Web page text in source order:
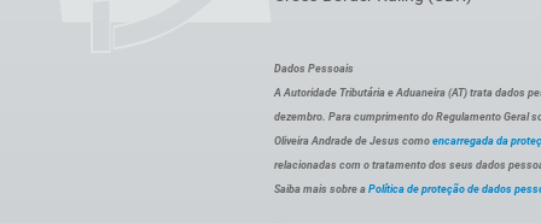
Dados Pessoais
A Autoridade Tributária e Aduaneira (AT) trata dados
dezembro. Para cumprimento do Regulamento Geral
Oliveira Andrade de Jesus como encarregada da
relacionadas com o tratamento dos seus dados
Saiba mais sobre a Política de proteção de dados